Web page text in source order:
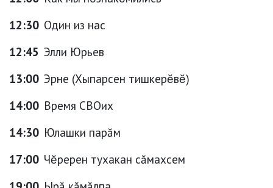
12:30 Один из нас
12:45 Элли Юрьев
13:00 Эрне (Хыпарсен тишкерĕвĕ)
14:00 Время СВОих
14:30 Юлашки парăм
17:00 Чĕререн тухакан сăмахсем